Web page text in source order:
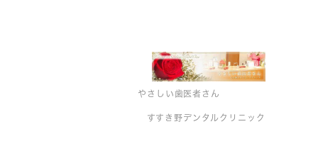
やさしい歯医者さん
すすき野デンタルクリニック